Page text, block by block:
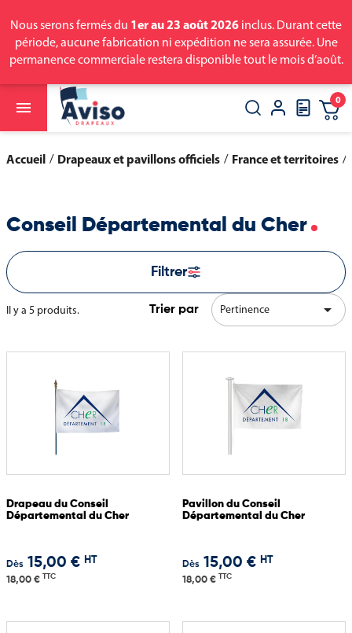
Nous serons fermés du 1er au 23 août 2026 inclus. Durant cette
période, aucune fabrication ni expédition ne sera assurée. Une
permanence commerciale restera disponible tout le mois d’août.
 0
search
Accueil Drapeaux et pavillons officiels France et territoires
Conseil Départemental du Cher
Filtrer
Il y a 5 produits. Trier par Pertinence 
Drapeau du Conseil
Départemental du Cher
Dès 15,00 € HT
18,00 € TTC
Pavillon du Conseil
Départemental du Cher
Dès 15,00 € HT
18,00 € TTC